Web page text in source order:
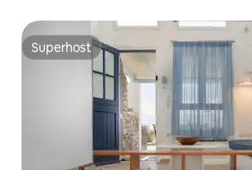
Superhost
Superhost